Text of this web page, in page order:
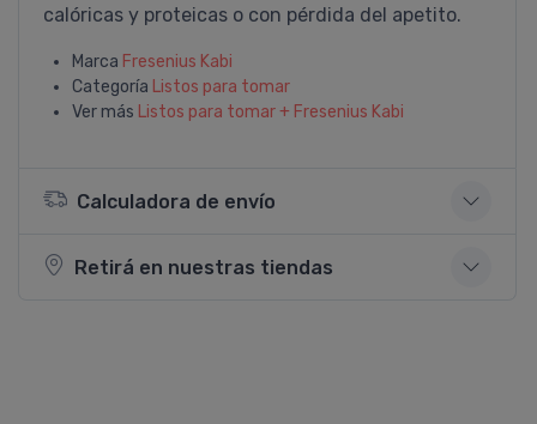
calóricas y proteicas o con pérdida del apetito.
Marca Fresenius Kabi
Categoría Listos para tomar
Ver más Listos para tomar + Fresenius Kabi
Calculadora de envío
Retirá en nuestras tiendas